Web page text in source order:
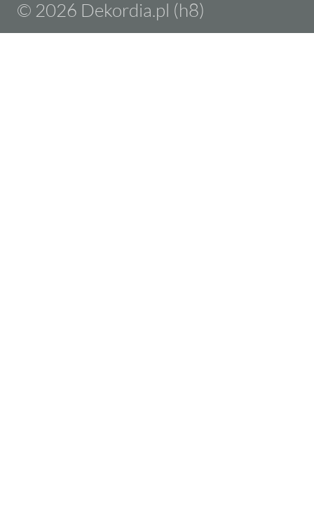
© 2026 Dekordia.pl (h8)